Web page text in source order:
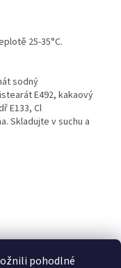
pohodlné
25-35°C.
sodný
E492, kakaový
E133, Cl
Skladujte v suchu a